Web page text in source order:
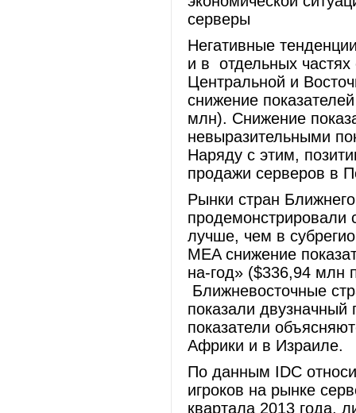
серверы
Негативные
и в отдельных частях
Центральной и
снижение
млн). Снижение
невыразительными
Наряду с этим,
продажи серверов в
Рынки стран
продемонстрировали
лучше, чем в
MEA снижение
на-год» ($336,94 млн
Ближневосточные
показали двузначный
показатели
Африки и в Израиле.
По данным IDC
игроков на рынке
квартала 2013 года,